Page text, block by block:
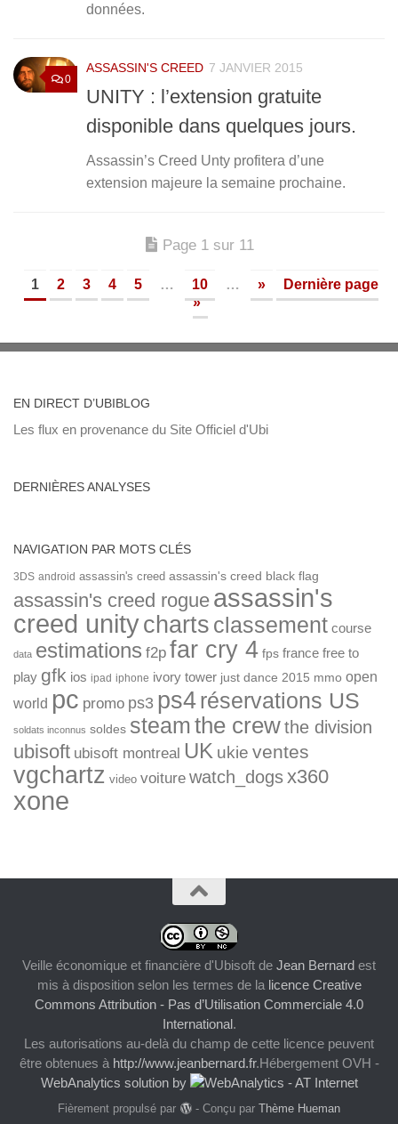
données.
0
ASSASSIN'S CREED 7 JANVIER 2015
UNITY : l’extension gratuite
disponible dans quelques jours.
Assassin’s Creed Unty profitera d’une
extension majeure la semaine prochaine.
Page 1 sur 11
1 2 3 4 5 … 10 … »
Dernière page
»
EN DIRECT D’UBIBLOG
Les flux en provenance du Site Officiel d'Ubi
DERNIÈRES ANALYSES
NAVIGATION PAR MOTS CLÉS
3DS android assassin's creed assassin's creed black flag
assassin's creed rogue assassin's
creed unitycharts classement course
data estimations f2p far cry 4 fps france free to
play gfk ios ipad iphone ivory tower just dance 2015 mmo open
world pc promo ps3 ps4réservations US
soldats inconnus soldes steamthe crewthe division
ubisoft ubisoft montreal UK ukie ventes
vgchartz video voiture watch_dogsx360
xone
Veille économique et financière d'Ubisoft de Jean Bernard est
mis à disposition selon les termes de la licence Creative
Commons Attribution - Pas d’Utilisation Commerciale 4.0
International.
Les autorisations au-delà du champ de cette licence peuvent
être obtenues à http://www.jeanbernard.fr.Hébergement OVH -
WebAnalytics solution by
Fièrement propulsé par - Conçu par Thème Hueman